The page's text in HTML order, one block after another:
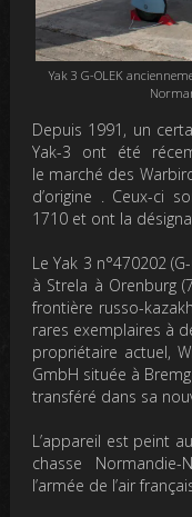
Yak 3 G-OLEK
Depuis 1991, un
Yak-3 ont été
le marché des
d’origine . Ceux-ci
1710 et ont la
Le Yak 3 n°470202
à Strela à Orenburg
frontière russo-
rares exemplaires à
propriétaire actuel,
GmbH située à
transféré dans sa
L’appareil est peint
chasse
l’armée de l’air